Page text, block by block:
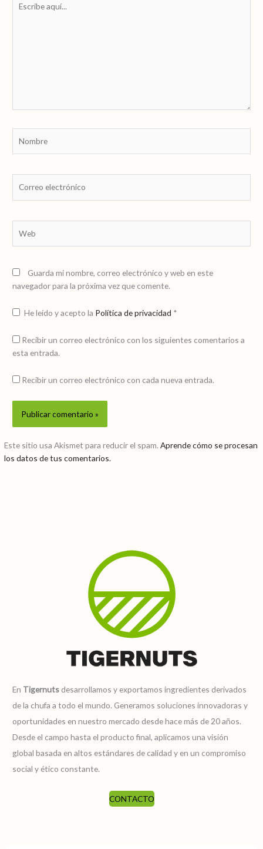
aquí...
electrónico
Guarda mi nombre, correo electrónico y web en este
navegador para la próxima vez que comente.
He leído y acepto la Política de privacidad *
Recibir un correo electrónico con los siguientes comentarios a
esta entrada.
Recibir un correo electrónico con cada nueva entrada.
Este sitio usa Akismet para reducir el spam.Aprende cómo se procesan
los datos de tus comentarios.
En Tigernuts desarrollamos y exportamos ingredientes derivados
de la chufa a todo el mundo. Generamos soluciones innovadoras y
oportunidades en nuestro mercado desde hace más de 20 años.
Desde el campo hasta el producto final, aplicamos una visión
global basada en altos estándares de calidad y en un compromiso
social y ético constante.
CONTACTO